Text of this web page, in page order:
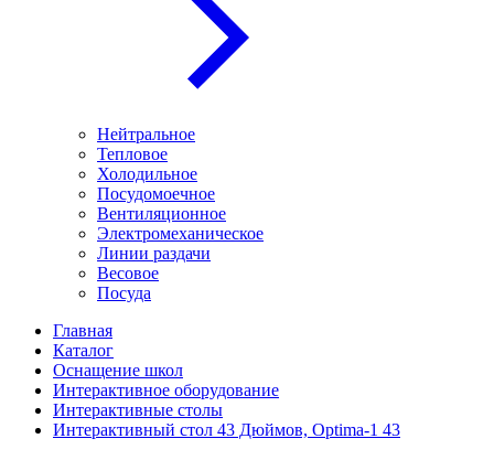
Нейтральное
Тепловое
Холодильное
Посудомоечное
Вентиляционное
Электромеханическое
Линии раздачи
Весовое
Посуда
Главная
Каталог
Оснащение школ
Интерактивное оборудование
Интерактивные столы
Интерактивный стол 43 Дюймов, Optima-1 43